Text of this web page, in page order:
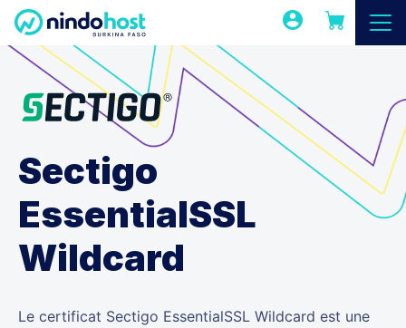
Sectigo
EssentialSSL
Wildcard
Le certificat Sectigo EssentialSSL Wildcard est une